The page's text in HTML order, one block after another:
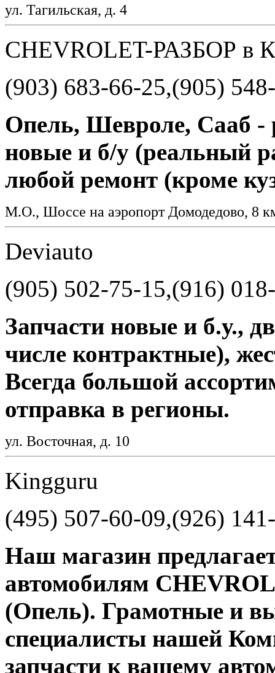
ул. Тагильская, д. 4
CHEVROLET-РАЗБОР в
(903) 683-66-25,(905)
Опель, Шевроле, Сааб -
новые и б/у (реальный
любой ремонт (кроме
М.О., Шоссе на аэропорт Домодедово, 8
Deviauto
(905) 502-75-15,(916)
Запчасти новые и б.у.,
числе контрактные),
Всегда большой
отправка в регионы.
ул. Восточная, д. 10
Kingguru
(495) 507-60-09,(926)
Наш магазин
автомобилям
(Опель). Грамотные и
специалисты нашей
запчасти к вашему